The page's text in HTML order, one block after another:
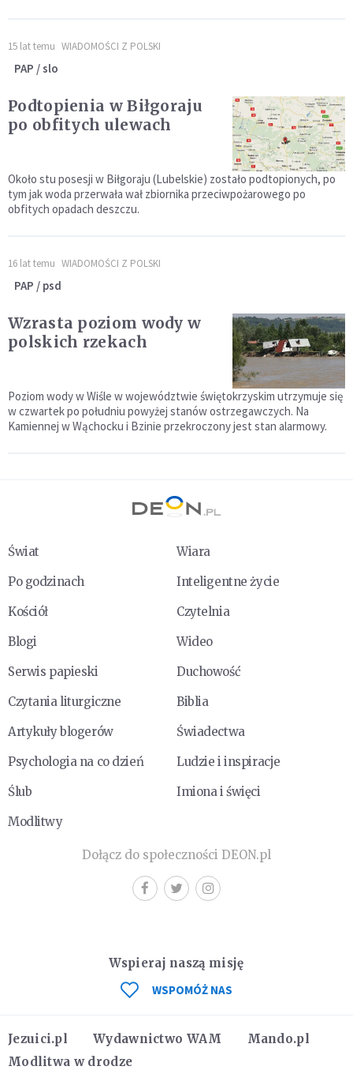
15 lat temu WIADOMOŚCI Z POLSKI
PAP / slo
Podtopienia w Biłgoraju
po obfitych ulewach
Około stu posesji w Biłgoraju (Lubelskie) zostało podtopionych, po
tym jak woda przerwała wał zbiornika przeciwpożarowego po
obfitych opadach deszczu.
16 lat temu WIADOMOŚCI Z POLSKI
PAP / psd
Wzrasta poziom wody w
polskich rzekach
Poziom wody w Wiśle w województwie świętokrzyskim utrzymuje się
w czwartek po południu powyżej stanów ostrzegawczych. Na
Kamiennej w Wąchocku i Bzinie przekroczony jest stan alarmowy.
Świat
Wiara
Po godzinach
Inteligentne życie
Kościół
Czytelnia
Blogi
Wideo
Serwis papieski
Duchowość
Czytania liturgiczne
Biblia
Artykuły blogerów
Świadectwa
Psychologia na co dzień
Ludzie i inspiracje
Ślub
Imiona i święci
Modlitwy
Dołącz do społeczności DEON.pl
Jezuici.pl Wydawnictwo WAM
Mando.pl
Modlitwa w drodze
Wspieraj naszą misję
WSPOMÓŻ NAS